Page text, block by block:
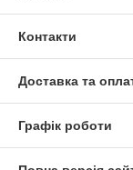
Контакти
Доставка та
Графік роботи